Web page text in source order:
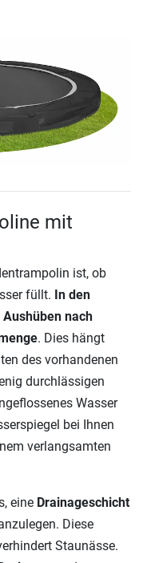
mit
ist, ob
füllt. In den
nach
. Dies hängt
des vorhandenen
durchlässigen
Wasser
bei Ihnen
verlangsamten
eine Drainageschicht
Diese
Staunässe.